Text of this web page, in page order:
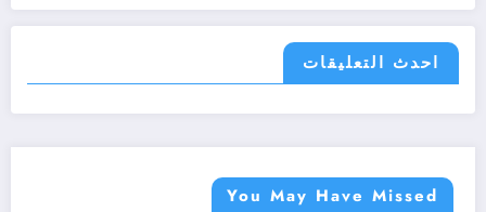
احدث التعليقات
You May Have Missed